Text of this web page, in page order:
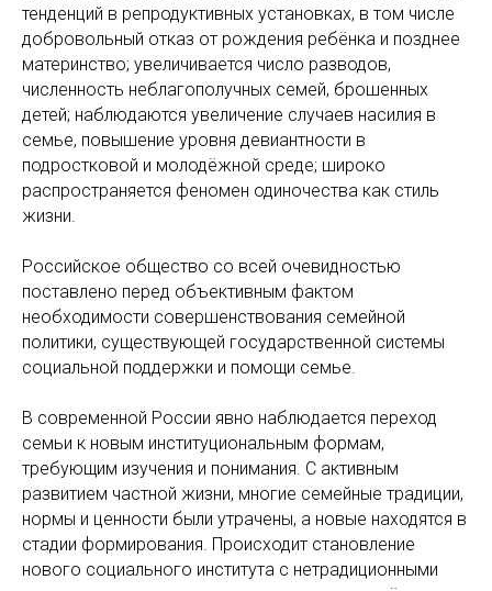
тенденций в репродуктивных установках, в том числе
добровольный отказ от рождения ребёнка и позднее
материнство; увеличивается число разводов,
численность неблагополучных семей, брошенных
детей; наблюдаются увеличение случаев насилия в
семье, повышение уровня девиантности в
подростковой и молодёжной среде; широко
распространяется феномен одиночества как стиль
жизни.
Российское общество со всей очевидностью
поставлено перед объективным фактом
необходимости совершенствования семейной
политики, существующей государственной системы
социальной поддержки и помощи семье.
В современной России явно наблюдается переход
семьи к новым институциональным формам,
требующим изучения и понимания. С активным
развитием частной жизни, многие семейные традиции,
нормы и ценности были утрачены, а новые находятся в
стадии формирования. Происходит становление
нового социального института с нетрадиционными